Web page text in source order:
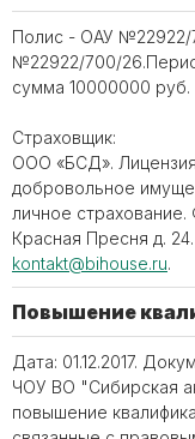
Полис - ОАУ
№22922/700/
сумма 10000000 руб.
Страховщик:
ООО «БСД».
добровольное
личное страхование.
Красная Пресня д.
kontakt@bihouse.ru.
Повышение
Дата: 01.12.2017.
ЧОУ ВО "Сибирская
повышение